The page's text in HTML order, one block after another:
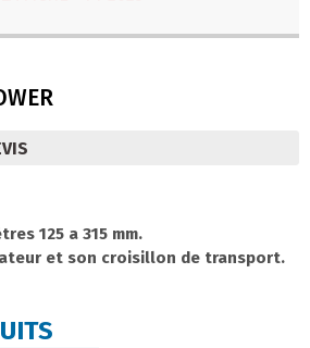
125 a 315 mm.
et son croisillon de transport.